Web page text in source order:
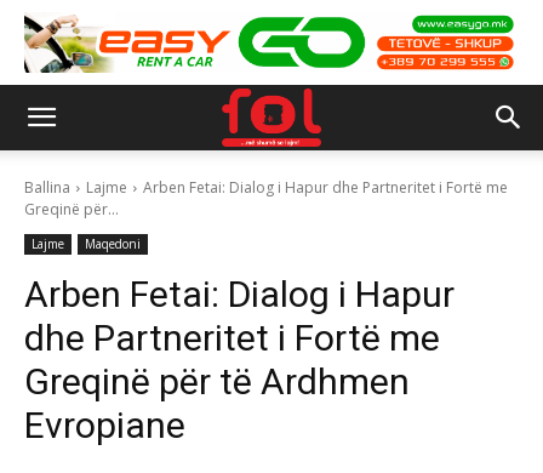
Ballina Lajme
Arben Fetai: Dialog i Hapur dhe Partneritet i Fortë me
Greqinë për...
Lajme Maqedoni
Arben Fetai: Dialog i Hapur
dhe Partneritet i Fortë me
Greqinë për të Ardhmen
Evropiane